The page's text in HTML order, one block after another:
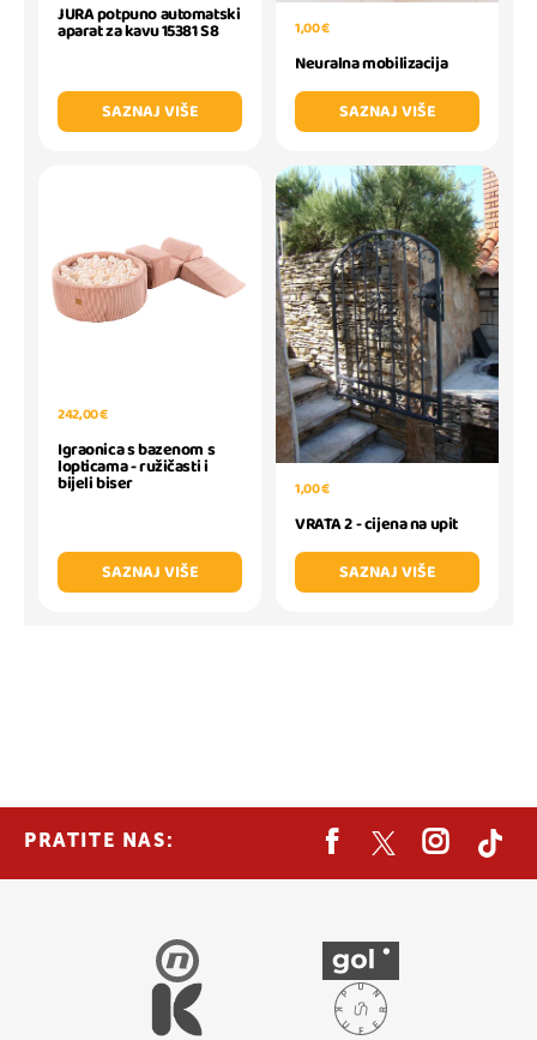
JURA potpuno automatski
aparat za kavu 15381 S8
SAZNAJ VIŠE
1,00 €
Neuralna mobilizacija
SAZNAJ VIŠE
242,00 €
Igraonica s bazenom s
lopticama - ružičasti i
bijeli biser
SAZNAJ VIŠE
1,00 €
VRATA 2 - cijena na upit
SAZNAJ VIŠE
PRATITE NAS: